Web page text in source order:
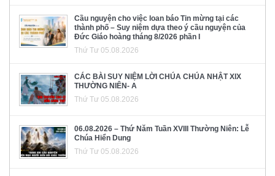
Cầu nguyện cho việc loan báo Tin mừng tại các
thành phố – Suy niệm dựa theo ý cầu nguyện của
Đức Giáo hoàng tháng 8/2026 phần I
Thứ Tư 05.08.2026
CÁC BÀI SUY NIỆM LỜI CHÚA CHÚA NHẬT XIX
THƯỜNG NIÊN- A
Thứ Tư 05.08.2026
06.08.2026 – Thứ Năm Tuần XVIII Thường Niên: Lễ
Chúa Hiển Dung
Thứ Tư 05.08.2026